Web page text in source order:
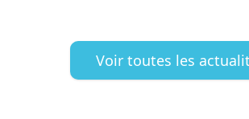
Voir toutes les